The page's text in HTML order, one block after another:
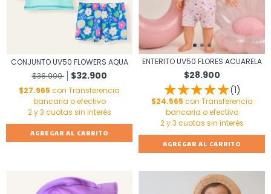
CONJUNTO UV50 FLOWERS AQUA
$36.900
$32.900
$27.965 con Transferencia
bancaria o efectivo
AGREGAR AL CARRITO
ENTERITO UV50 FLORES ACUARELA
$28.900
(1)
$24.565 con Transferencia
bancaria o efectivo
AGREGAR AL CARRITO